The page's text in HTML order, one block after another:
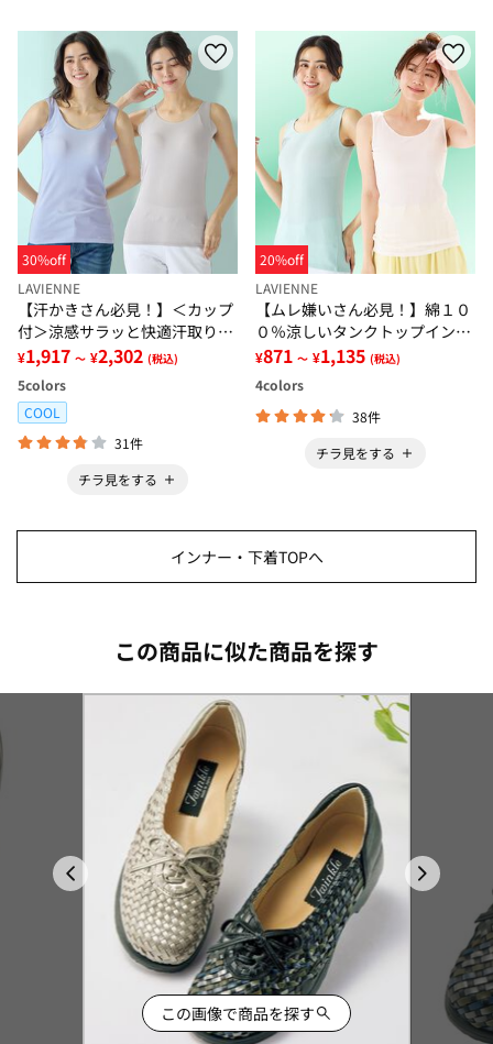
30%off
LAVIENNE
【汗かきさん必見！】＜カップ
付＞涼感サラッと快適汗取りタ
ンクトップインナー＜さらりラ
ボ＞
¥1,917 ～ ¥2,302 (税込)
5colors
COOL
31件
チラ見をする
20%off
LAVIENNE
【ムレ嫌いさん必見！】綿１０
０％涼しいタンクトップインナ
ー＜さらりラボ＞
¥871 ～ ¥1,135 (税込)
4colors
38件
チラ見をする
インナー・下着TOPへ
この商品に似た商品を探す
この画像で商品を探す